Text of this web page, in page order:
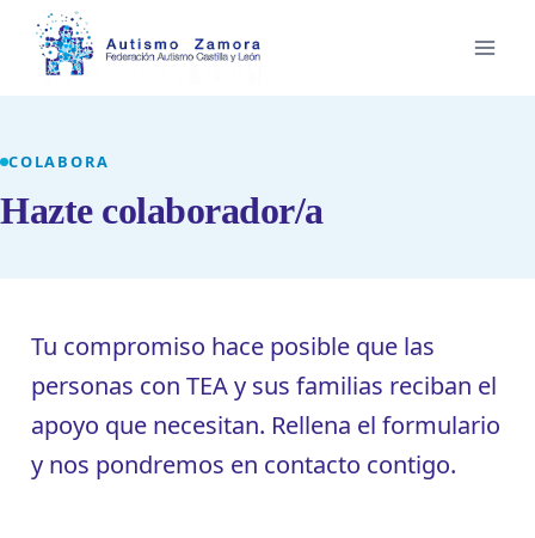
Saltar
contenido
COLABORA
Hazte colaborador/a
Tu compromiso hace posible que las
personas con TEA y sus familias reciban el
apoyo que necesitan. Rellena el formulario
y nos pondremos en contacto contigo.